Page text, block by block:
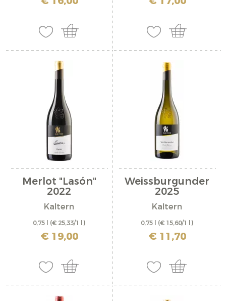
Merlot "Lasón"
2022
Kaltern
0,75 l (€ 25,33/1 l)
inkl. MwSt. zzgl. Versandkosten
€ 19,00
Weissburgunder
2025
Kaltern
0,75 l (€ 15,60/1 l)
inkl. MwSt. zzgl. Versandkosten
€ 11,70